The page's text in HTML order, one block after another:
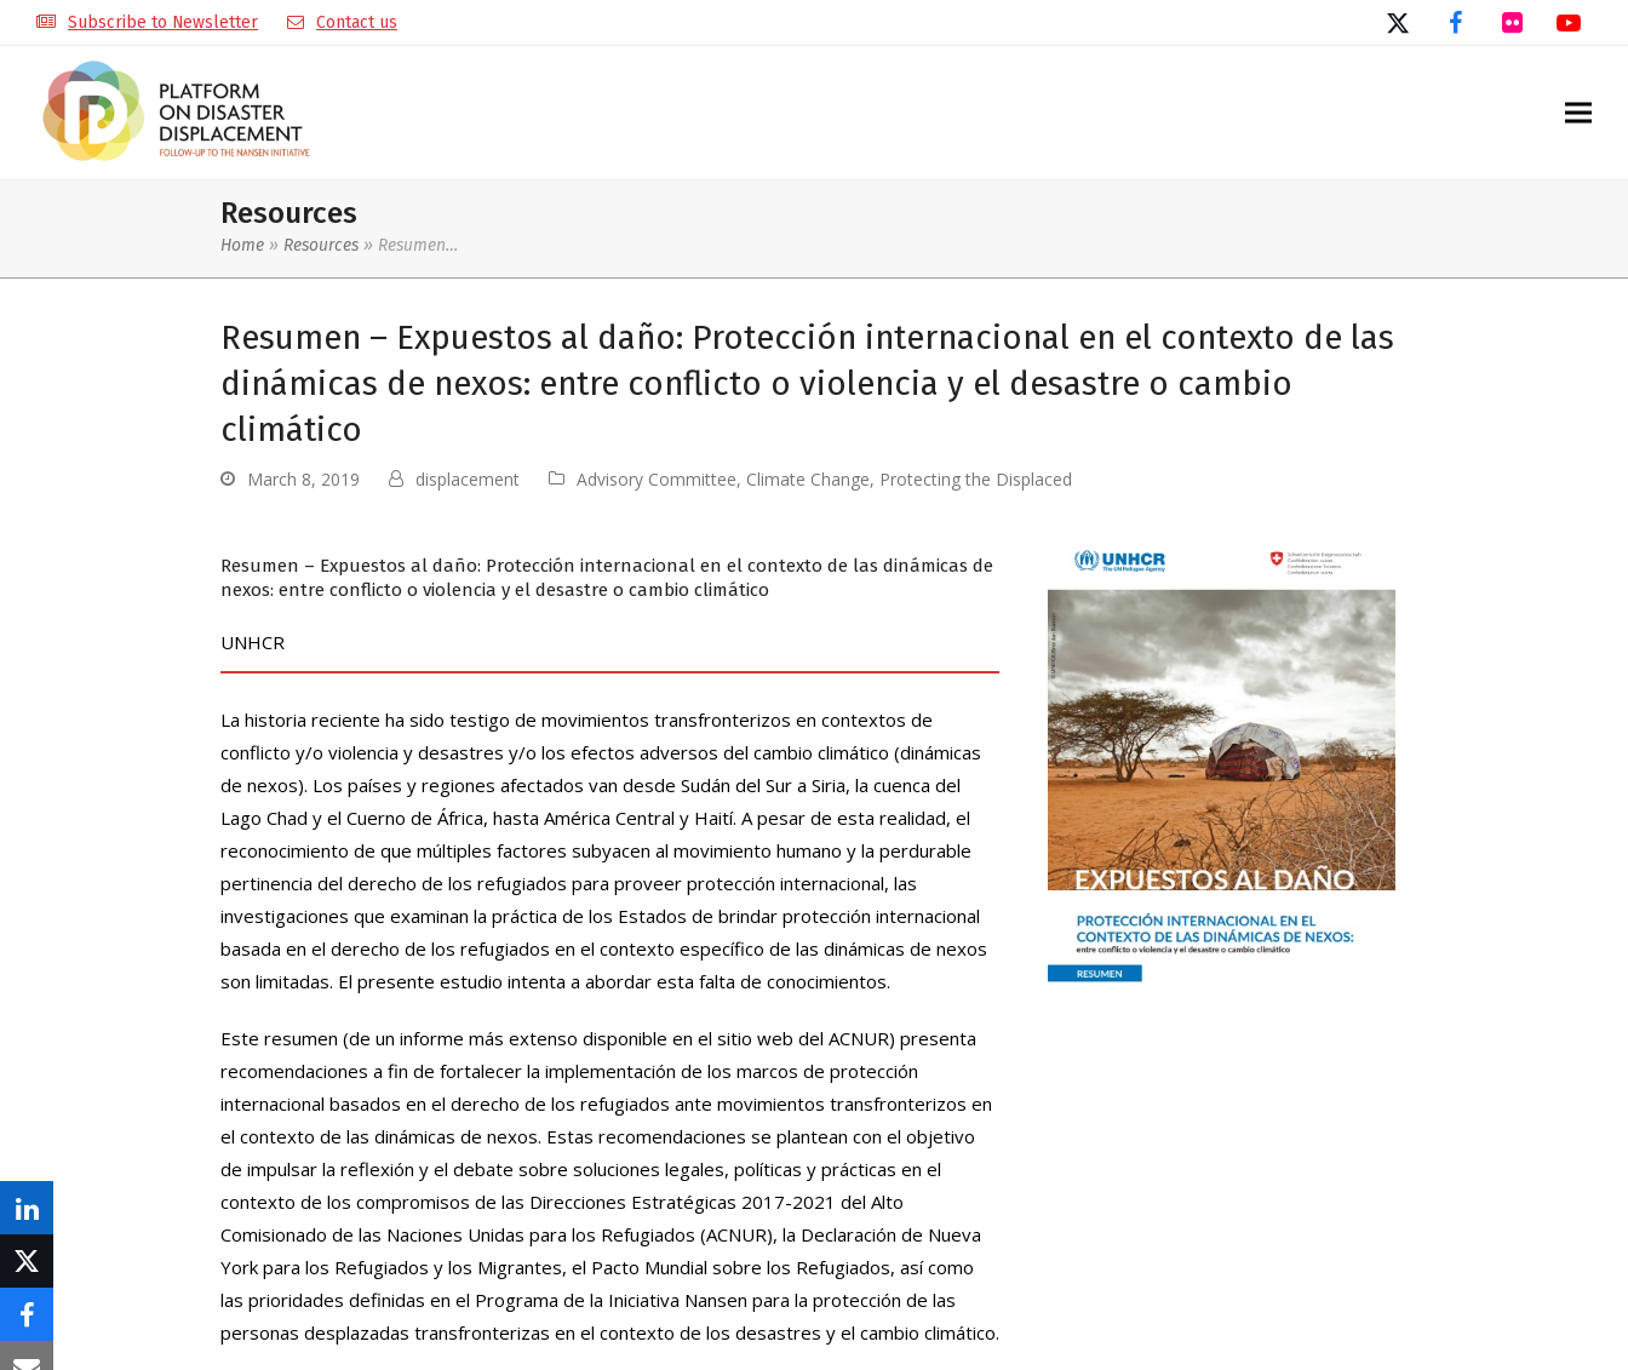
Subscribe to Newsletter Contact us TwitterFacebook
Flickr
Resources
Home » Resources » Resumen…
Resumen – Expuestos al daño: Protección internacional en el contexto de las
dinámicas de nexos: entre conflicto o violencia y el desastre o cambio
climático
March 8, 2019 displacement Advisory Committee, Climate Change, Protecting the Displaced
Resumen – Expuestos al daño: Protección internacional en el contexto de las dinámicas de
nexos: entre conflicto o violencia y el desastre o cambio climático
UNHCR
La historia reciente ha sido testigo de movimientos transfronterizos en contextos de
conflicto y/o violencia y desastres y/o los efectos adversos del cambio climático (dinámicas
de nexos). Los países y regiones afectados van desde Sudán del Sur a Siria, la cuenca del
Lago Chad y el Cuerno de África, hasta América Central y Haití. A pesar de esta realidad, el
reconocimiento de que múltiples factores subyacen al movimiento humano y la perdurable
pertinencia del derecho de los refugiados para proveer protección internacional, las
investigaciones que examinan la práctica de los Estados de brindar protección internacional
basada en el derecho de los refugiados en el contexto específico de las dinámicas de nexos
son limitadas. El presente estudio intenta a abordar esta falta de conocimientos.
Este resumen (de un informe más extenso disponible en el sitio web del ACNUR) presenta
recomendaciones a fin de fortalecer la implementación de los marcos de protección
internacional basados en el derecho de los refugiados ante movimientos transfronterizos en
el contexto de las dinámicas de nexos. Estas recomendaciones se plantean con el objetivo
de impulsar la reflexión y el debate sobre soluciones legales, políticas y prácticas en el
contexto de los compromisos de las Direcciones Estratégicas 2017-2021 del Alto
Comisionado de las Naciones Unidas para los Refugiados (ACNUR), la Declaración de Nueva
York para los Refugiados y los Migrantes, el Pacto Mundial sobre los Refugiados, así como
las prioridades definidas en el Programa de la Iniciativa Nansen para la protección de las
personas desplazadas transfronterizas en el contexto de los desastres y el cambio climático.
Share
on
LinkedIn
Post
on
Share